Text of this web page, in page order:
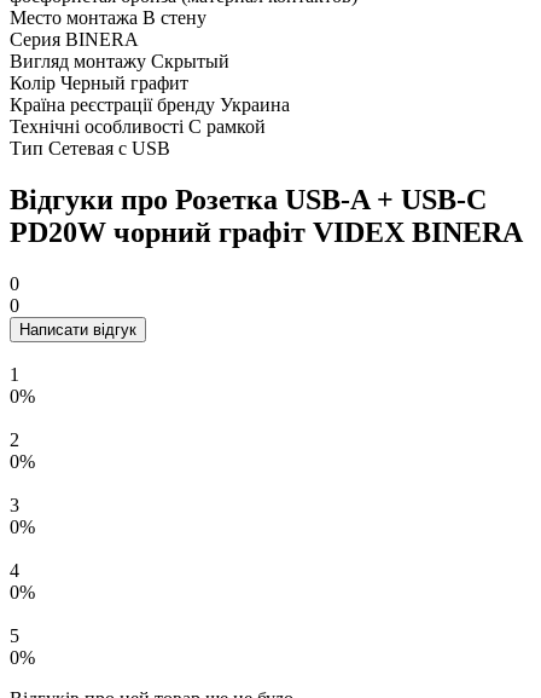
Место монтажа В стену
Серия BINERA
Вигляд монтажу Скрытый
Колір Черный графит
Країна реєстрації бренду Украина
Технічні особливості С рамкой
Тип Сетевая с USB
Відгуки про Розетка USB-A + USB-C
PD20W чорний графіт VIDEX BINERA
0
0
Написати відгук
1
0%
2
0%
3
0%
4
0%
5
0%